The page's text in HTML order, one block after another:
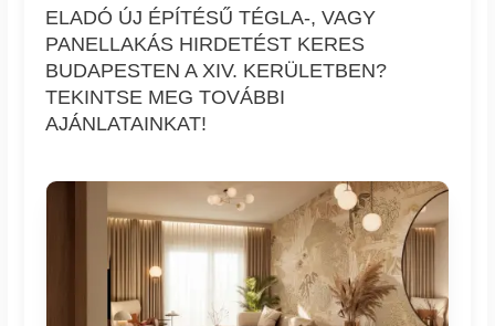
ELADÓ ÚJ ÉPÍTÉSŰ TÉGLA-, VAGY
PANELLAKÁS HIRDETÉST KERES
BUDAPESTEN A XIV. KERÜLETBEN?
TEKINTSE MEG TOVÁBBI
AJÁNLATAINKAT!